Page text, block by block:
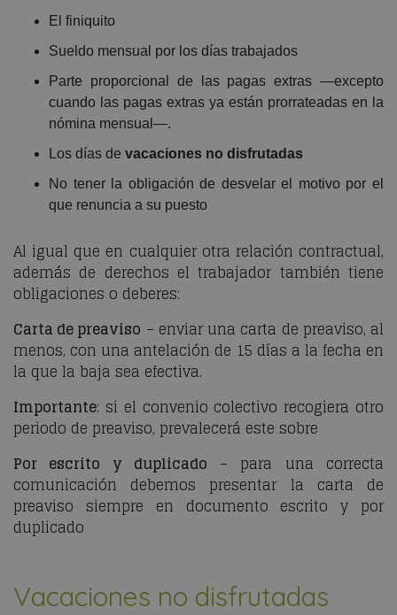
El finiquito
Sueldo mensual por los días trabajados
Parte proporcional de las pagas extras —excepto
cuando las pagas extras ya están prorrateadas en la
nómina mensual—.
Los días de vacaciones no disfrutadas
No tener la obligación de desvelar el motivo por el
que renuncia a su puesto
Al igual que en cualquier otra relación contractual,
además de derechos el trabajador también tiene
obligaciones o deberes:
Carta de preaviso – enviar una carta de preaviso, al
menos, con una antelación de 15 días a la fecha en
la que la baja sea efectiva.
Importante: si el convenio colectivo recogiera otro
periodo de preaviso, prevalecerá este sobre
Por escrito y duplicado – para una correcta
comunicación debemos presentar la carta de
preaviso siempre en documento escrito y por
duplicado
Vacaciones no disfrutadas